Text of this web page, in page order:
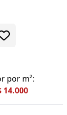
por m²:
14.000